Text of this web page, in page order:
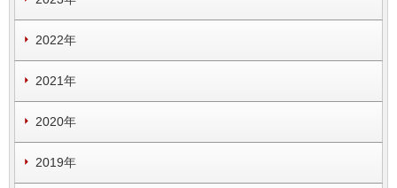
2022年
2021年
2020年
2019年